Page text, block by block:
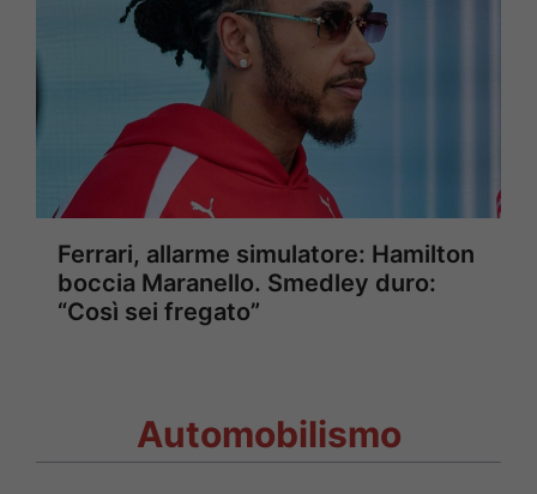
Ferrari, allarme simulatore: Hamilton
boccia Maranello. Smedley duro:
“Così sei fregato”
Automobilismo